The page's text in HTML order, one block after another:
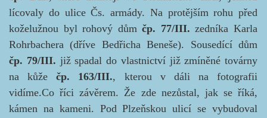
lícovaly do ulice Čs. armády. Na protějším rohu před
koželužnou byl rohový důmčp. 77/III. zedníka Karla
Rohrbachera (dříve Bedřicha Beneše). Sousedící dům
čp. 79/III. již spadal do vlastnictví již zmíněné továrny
na kůžečp. 163/III., kterou v dáli na fotografii
vidíme.Co říci závěrem. Že zde nezůstal, jak se říká,
kámen na kameni. Pod Plzeňskou ulicí se vybudoval